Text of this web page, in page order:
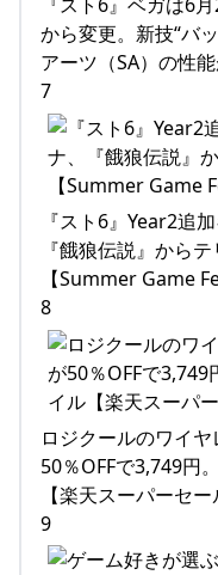
から変更。新技“バ
アーツ（SA）の性
7
『スト6』Year2追
『餓狼伝説』から
【Summer Game
8
ロジクールのワイ
50％OFFで3,749円
【楽天スーパーセー
9